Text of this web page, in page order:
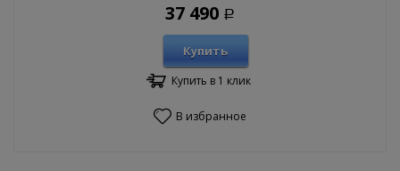
37 490 Р
Купить
Купить в 1 клик
В избранное